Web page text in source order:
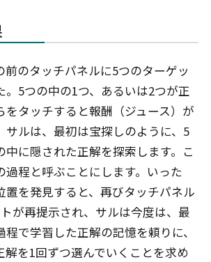
前のタッチパネルに5つのターゲッ
。5つの中の1つ、あるいは2つが正
をタッチすると報酬（ジュース）が
サルは、最初は宝探しのように、5
中に隠された正解を探索します。こ
過程と呼ぶことにします。いった
置を発見すると、再びタッチパネル
が再提示され、サルは今度は、最
で学習した正解の記憶を頼りに、
解を1回ずつ選んでいくことを求め